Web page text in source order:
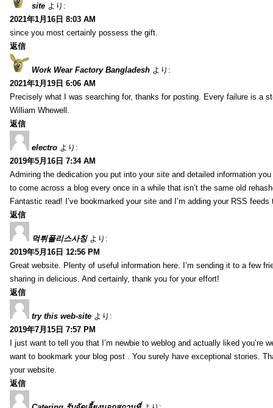
site より:
2021年1月16日 8:03 AM
since you most certainly possess the gift.
返信
Work Wear Factory Bangladesh より:
2021年1月19日 6:06 AM
Precisely what I was searching for, thanks for posting. Every failure is a
William Whewell.
返信
electro より:
2019年5月16日 7:34 AM
Admiring the dedication you put into your site and detailed information you
to come across a blog every once in a while that isn’t the same old
Fantastic read! I’ve bookmarked your site and I’m adding your RSS
返信
먹튀폴리스사칭 より:
2019年5月16日 12:56 PM
Great website. Plenty of useful information here. I’m sending it to a few
sharing in delicious. And certainly, thank you for your effort!
返信
try this web-site より:
2019年7月15日 7:57 PM
I just want to tell you that I’m newbie to weblog and actually liked you’re
want to bookmark your blog post . You surely have exceptional stories.
your website.
返信